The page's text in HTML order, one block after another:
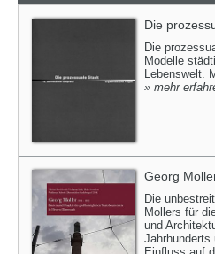
Die
Die
Modelle
Lebenswelt.
» mehr
Georg
Die
Mollers für
und
Jahrhunderts